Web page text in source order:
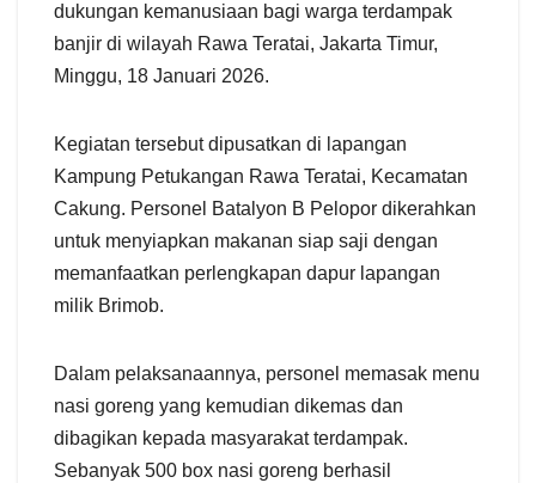
dukungan kemanusiaan bagi warga terdampak
banjir di wilayah Rawa Teratai, Jakarta Timur,
Minggu, 18 Januari 2026.
Kegiatan tersebut dipusatkan di lapangan
Kampung Petukangan Rawa Teratai, Kecamatan
Cakung. Personel Batalyon B Pelopor dikerahkan
untuk menyiapkan makanan siap saji dengan
memanfaatkan perlengkapan dapur lapangan
milik Brimob.
Dalam pelaksanaannya, personel memasak menu
nasi goreng yang kemudian dikemas dan
dibagikan kepada masyarakat terdampak.
Sebanyak 500 box nasi goreng berhasil